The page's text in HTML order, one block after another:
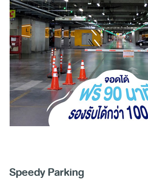
Speedy Parking